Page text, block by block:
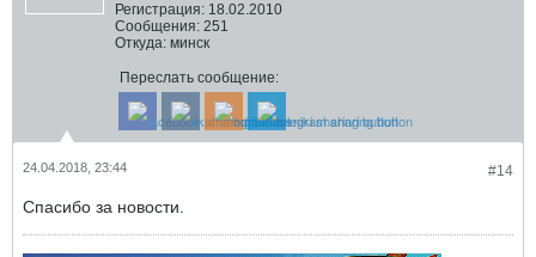
Регистрация: 18.02.2010
Сообщения: 251
Откуда: минск
Переслать сообщение:
#14
24.04.2018, 23:44
Спасибо за новости.